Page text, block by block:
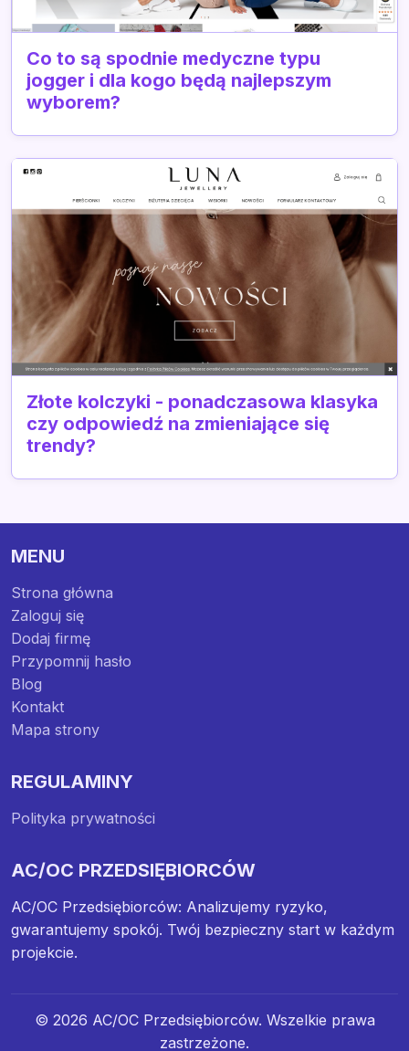
Co to są spodnie medyczne typu
jogger i dla kogo będą najlepszym
wyborem?
Złote kolczyki - ponadczasowa klasyka
czy odpowiedź na zmieniające się
trendy?
MENU
Strona główna
Zaloguj się
Dodaj firmę
Przypomnij hasło
Blog
Kontakt
Mapa strony
REGULAMINY
Polityka prywatności
AC/OC PRZEDSIĘBIORCÓW
AC/OC Przedsiębiorców: Analizujemy ryzyko,
gwarantujemy spokój. Twój bezpieczny start w każdym
projekcie.
© 2026 AC/OC Przedsiębiorców. Wszelkie prawa
zastrzeżone.